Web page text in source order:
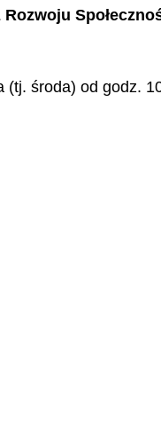
środa) od godz.